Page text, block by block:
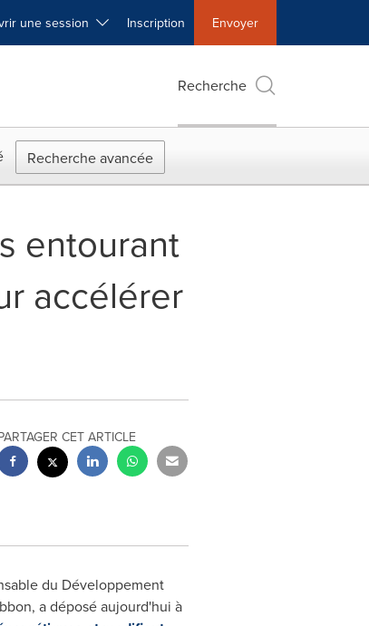
une session Inscription Envoyer
Recherche
Recherche avancée
entourant
accélérer
CET ARTICLE
du Développement
a déposé aujourd'hui à